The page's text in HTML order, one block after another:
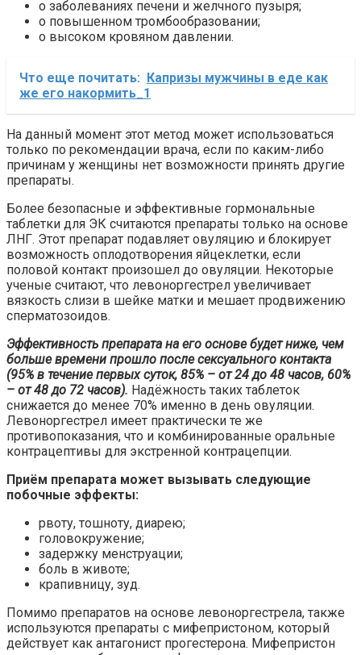
о заболеваниях печени и желчного пузыря;
о повышенном тромбообразовании;
о высоком кровяном давлении.
Что еще почитать:
Капризы мужчины в еде как
же его накормить_1
На данный момент этот метод может использоваться
только по рекомендации врача, если по каким-либо
причинам у женщины нет возможности принять другие
препараты.
Более безопасные и эффективные гормональные
таблетки для ЭК считаются препараты только на основе
ЛНГ. Этот препарат подавляет овуляцию и блокирует
возможность оплодотворения яйцеклетки, если
половой контакт произошел до овуляции. Некоторые
ученые считают, что левоноргестрел увеличивает
вязкость слизи в шейке матки и мешает продвижению
сперматозоидов.
Эффективность препарата на его основе будет ниже, чем
больше времени прошло после сексуального контакта
(95% в течение первых суток, 85% – от 24 до 48 часов, 60%
– от 48 до 72 часов). Надёжность таких таблеток
снижается до менее 70% именно в день овуляции.
Левоноргестрел имеет практически те же
противопоказания, что и комбинированные оральные
контрацептивы для экстренной контрацепции.
Приём препарата может вызывать следующие
побочные эффекты:
рвоту, тошноту, диарею;
головокружение;
задержку менструации;
боль в животе;
крапивницу, зуд.
Помимо препаратов на основе левоноргестрела, также
используются препараты с мифепристоном, который
действует как антагонист прогестерона. Мифепристон